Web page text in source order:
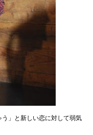
う」と新しい恋に対して弱気